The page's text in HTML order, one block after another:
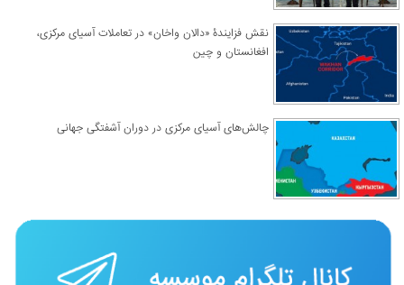
نقش فزایندۀ «دالان واخان» در تعاملات آسیای مرکزی،
افغانستان و چین
چالش‌های آسیای مرکزی در دوران آشفتگی جهانی